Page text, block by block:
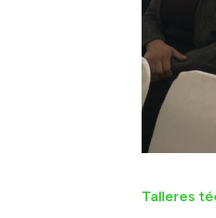
Talleres